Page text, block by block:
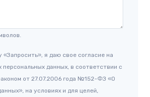
«Запросить», я даю свое согласие на
персональных данных, в соответствии с
от 27.07.2006 года №152-ФЗ «О
на условиях и для целей,